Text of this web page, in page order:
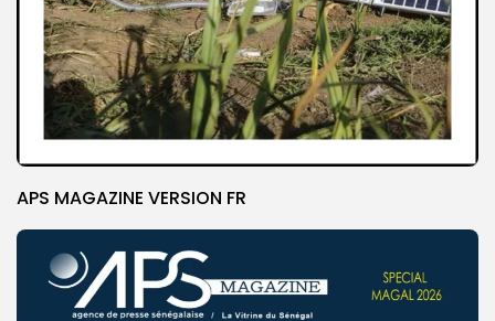
APS MAGAZINE VERSION FR